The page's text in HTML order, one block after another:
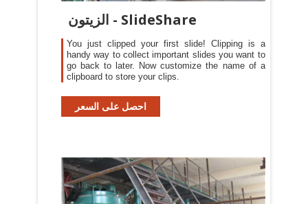
الزيتون - SlideShare
You just clipped your first slide! Clipping is a
handy way to collect important slides you want to
go back to later. Now customize the name of a
clipboard to store your clips.
احصل على السعر